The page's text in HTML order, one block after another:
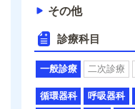
その他
診療科目
一般診療 二次診療
循環器科 呼吸器科